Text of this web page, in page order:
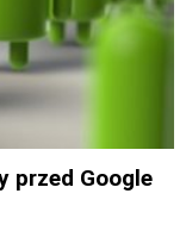
przed Google